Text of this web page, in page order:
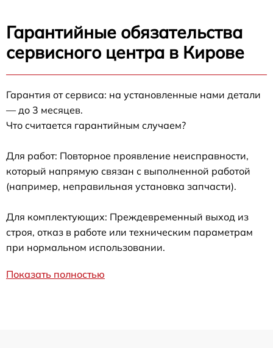
Гарантийные обязательства
сервисного центра в Кирове
Гарантия от сервиса: на установленные нами детали
— до 3 месяцев.
Что считается гарантийным случаем?
Для работ: Повторное проявление неисправности,
который напрямую связан с выполненной работой
(например, неправильная установка запчасти).
Для комплектующих: Преждевременный выход из
строя, отказ в работе или техническим параметрам
при нормальном использовании.
Показать полностью